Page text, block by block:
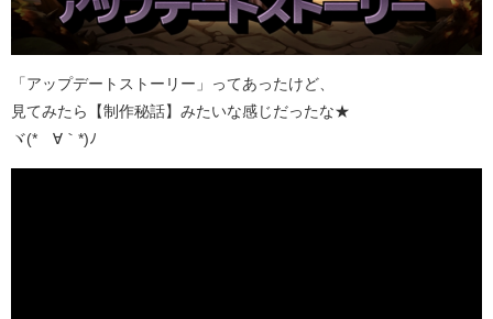
「アップデートストーリー」ってあったけど、
見てみたら【制作秘話】みたいな感じだったな★
ヾ(*´∀｀*)ﾉ